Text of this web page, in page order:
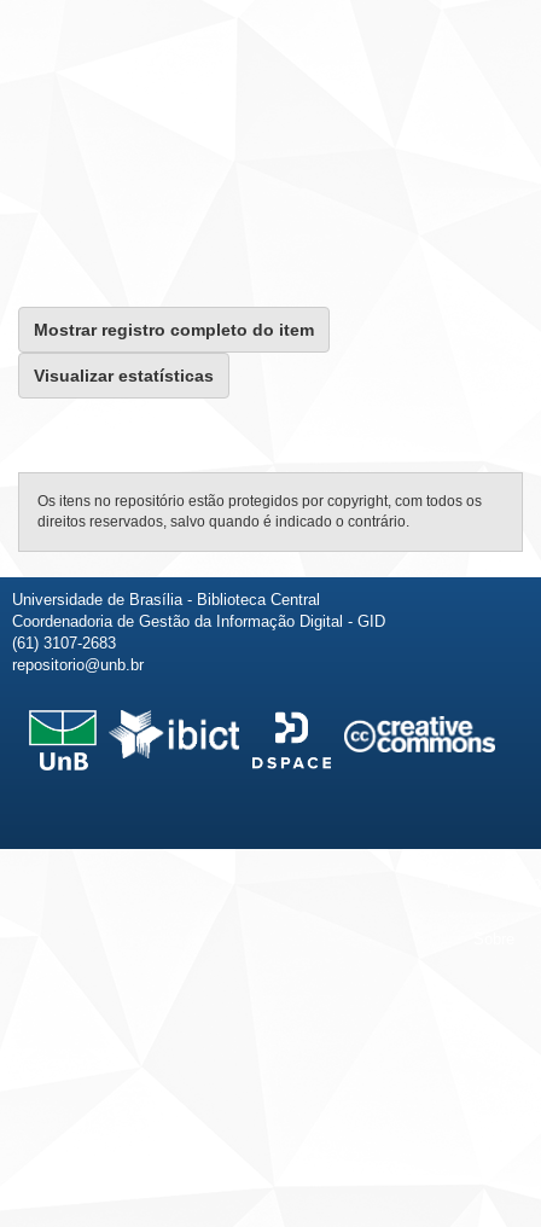
Mostrar registro completo do item
Visualizar estatísticas
Os itens no repositório estão protegidos por copyright, com todos os
direitos reservados, salvo quando é indicado o contrário.
Universidade de Brasília - Biblioteca Central
Coordenadoria de Gestão da Informação Digital - GID
(61) 3107-2683
repositorio@unb.br